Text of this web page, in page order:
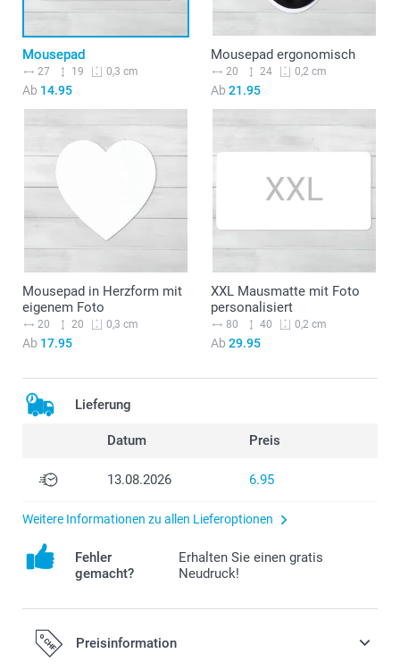
Mousepad
27 19 0,3 cm
Ab 14.95
Mousepad ergonomisch
20 24 0,2 cm
Ab 21.95
Mousepad in Herzform mit
eigenem Foto
20 20 0,3 cm
Ab 17.95
XXL Mausmatte mit Foto
personalisiert
80 40 0,2 cm
Ab 29.95
Lieferung
Datum Preis
13.08.2026 6.95
Weitere Informationen zu allen Lieferoptionen
Fehler
gemacht?
Erhalten Sie einen gratis
Neudruck!
Preisinformation